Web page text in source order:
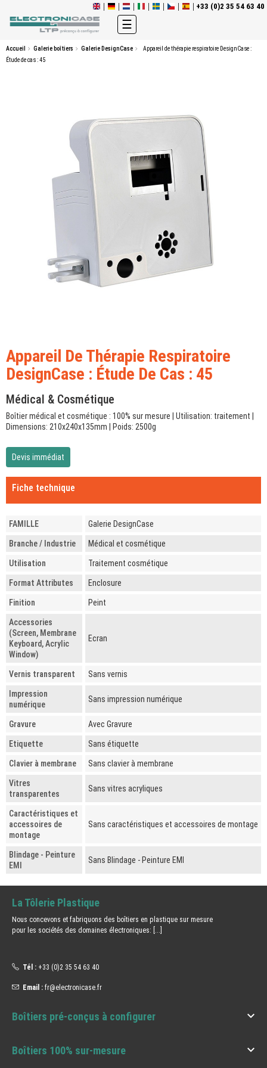
+33 (0)2 35 54 63 40
Basculer
la
navigation
☰
Accueil Galerie boîtiers Galerie DesignCase
Appareil de thérapie respiratoire DesignCase :
Étude de cas : 45
Appareil De Thérapie Respiratoire
DesignCase : Étude De Cas : 45
Médical & Cosmétique
Boîtier médical et cosmétique : 100% sur mesure | Utilisation: traitement |
Dimensions: 210x240x135mm | Poids: 2500g
Devis immédiat
Fiche technique
FAMILLE Galerie DesignCase
Branche / Industrie Médical et cosmétique
Utilisation Traitement cosmétique
Format Attributes Enclosure
Finition Peint
Accessories
(Screen, Membrane
Keyboard, Acrylic
Window)
Ecran
Vernis transparent Sans vernis
Impression
numérique
Sans impression numérique
Gravure Avec Gravure
Etiquette Sans étiquette
Clavier à membrane Sans clavier à membrane
Vitres
transparentes
Sans vitres acryliques
Caractéristiques et
accessoires de
montage
Sans caractéristiques et accessoires de montage
Blindage - Peinture
EMI
Sans Blindage - Peinture EMI
La Tôlerie Plastique
Nous concevons et fabriquons des boîtiers en plastique sur mesure
pour les sociétés des domaines électroniques: [...]
Tél : +33 (0)2 35 54 63 40
Email : fr@electronicase.fr
Boîtiers pré-conçus à configurer 
Boîtiers 100% sur-mesure 